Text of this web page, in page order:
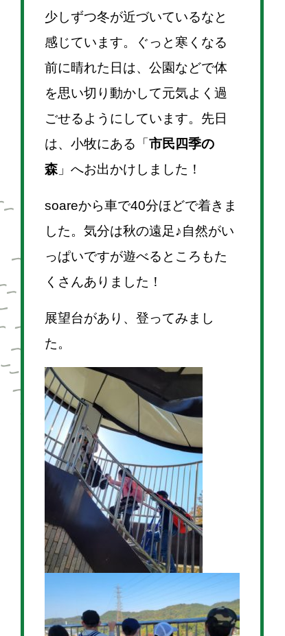
少しずつ冬が近づいているなと
感じています。ぐっと寒くなる
前に晴れた日は、公園などで体
を思い切り動かして元気よく過
ごせるようにしています。先日
は、小牧にある「 市民四季の
森 」へお出かけしました！
soareから車で40分ほどで着きま
した。気分は秋の遠足♪自然がい
っぱいですが遊べるところもた
くさんありました！
展望台があり、登ってみまし
た。